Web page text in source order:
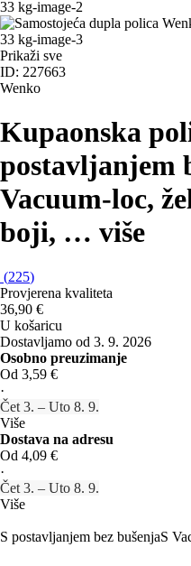
Prikaži sve
ID: 227663
Wenko
Kupaonska
postavljanjem
Vacuum-loc,
boji, … više
(225)
Provjerena kvaliteta
36,90 €
U košaricu
Dostavljamo od 3. 9. 2026
Osobno preuzimanje
Od 3,59 €
·
Čet 3. – Uto 8. 9.
Više
Dostava na adresu
Od 4,09 €
·
Čet 3. – Uto 8. 9.
Više
S postavljanjem bez bušenjaS